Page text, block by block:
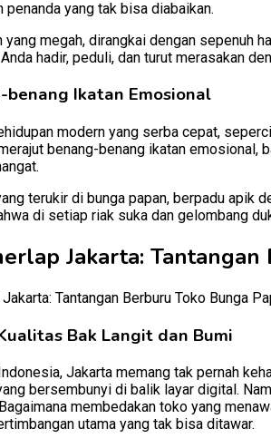
penanda yang tak bisa diabaikan.
yang megah, dirangkai dengan sepenuh
hadir, peduli, dan turut merasakan
Ikatan Emosional
modern yang serba cepat,
benang-benang ikatan emosional,
terukir di bunga papan, berpadu apik
di setiap riak suka dan gelombang
Jakarta:
Bak Langit dan Bumi
Jakarta memang tak pernah
bersembunyi di balik layar digital.
membedakan toko yang
utama yang tak bisa ditawar.